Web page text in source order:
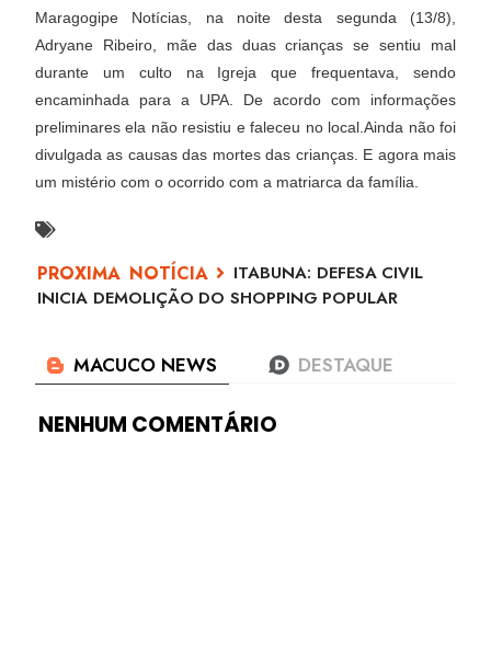
Maragogipe Notícias, na noite desta segunda (13/8),
Adryane Ribeiro, mãe das duas crianças se sentiu mal
durante um culto na Igreja que frequentava, sendo
encaminhada para a UPA. De acordo com informações
preliminares ela não resistiu e faleceu no local.Ainda não foi
divulgada as causas das mortes das crianças. E agora mais
um mistério com o ocorrido com a matriarca da família.
ITABUNA: DEFESA CIVIL
INICIA DEMOLIÇÃO DO SHOPPING POPULAR
NENHUM COMENTÁRIO